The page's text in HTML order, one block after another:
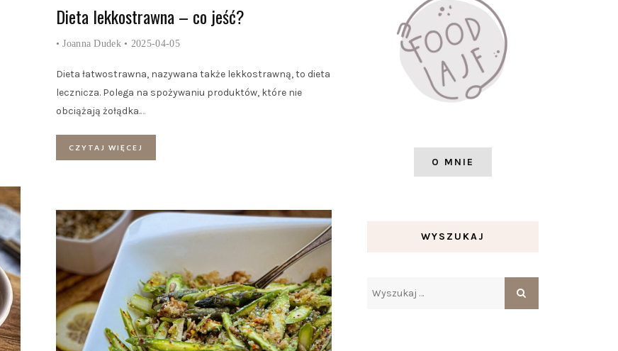
Dieta lekkostrawna – co jeść?
•Joanna Dudek • 2025-04-05
Dieta łatwostrawna, nazywana także lekkostrawną, to dieta
lecznicza. Polega na spożywaniu produktów, które nie
obciążają żołądka.…
CZYTAJ WIĘCEJ
O MNIE
WYSZUKAJ